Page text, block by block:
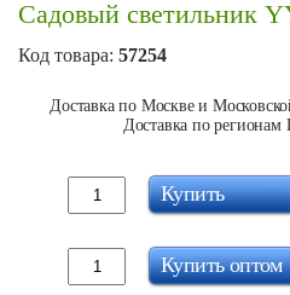
Садовый светильник
Код товара: 57254
Доставка по Москве и
Доставка по регионам
Купить
Купить оптом